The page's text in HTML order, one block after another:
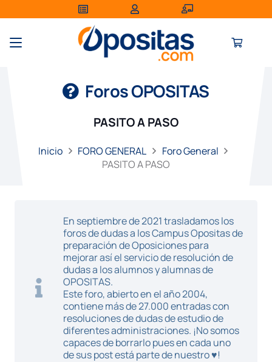
Foros OPOSITAS
PASITO A PASO
Inicio FORO GENERAL
Foro General
PASITO A PASO
En septiembre de 2021 trasladamos los
foros de dudas a los Campus Opositas de
preparación de Oposiciones para
mejorar así el servicio de resolución de
dudas a los alumnos y alumnas de
OPOSITAS.
Este foro, abierto en el año 2004,
contiene más de 27.000 entradas con
resoluciones de dudas de estudio de
diferentes administraciones. ¡No somos
capaces de borrarlo pues en cada uno
de sus post está parte de nuestro ♥!